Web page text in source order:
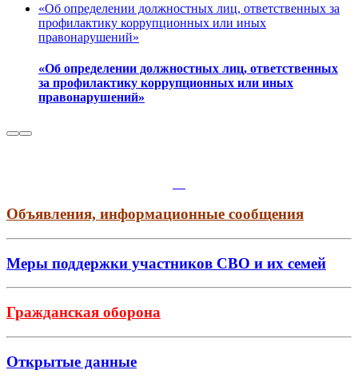
«Об определении должностных лиц, ответственных за
профилактику коррупционных или иных
правонарушений»
«Об определении должностных лиц, ответственных
за профилактику коррупционных или иных
правонарушений»
Объявления, информационные сообщения
Меры поддержки участников СВО и их семей
Гражданская оборона
Открытые данные